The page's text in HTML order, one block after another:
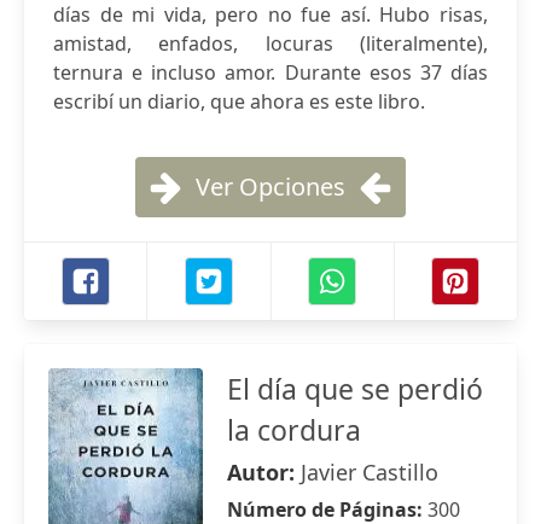
días de mi vida, pero no fue así. Hubo risas,
amistad, enfados, locuras (literalmente),
ternura e incluso amor. Durante esos 37 días
escribí un diario, que ahora es este libro.
Ver Opciones
El día que se perdió
la cordura
Autor: Javier Castillo
Número de Páginas: 300